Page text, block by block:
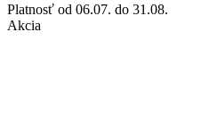
Platnosť od 06.07. do 31.08.
Akcia